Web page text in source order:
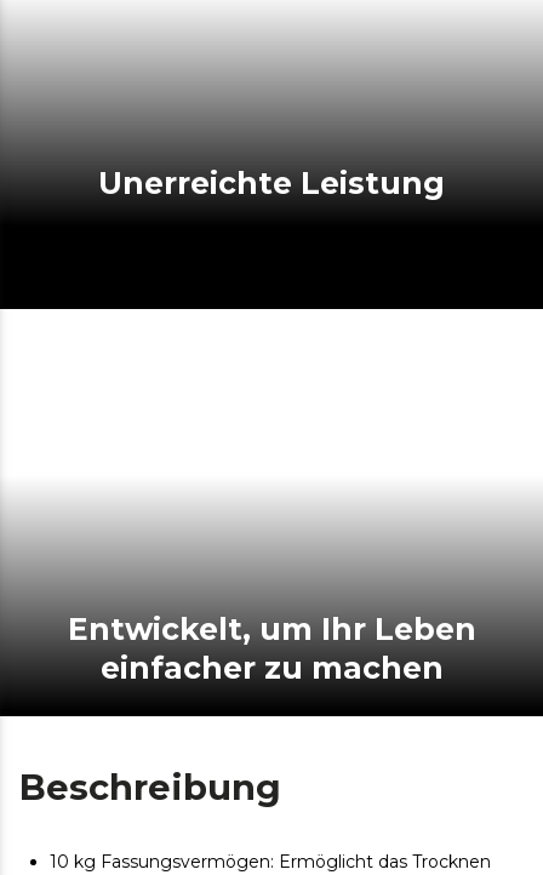
Unerreichte Leistung
Entwickelt, um Ihr Leben
einfacher zu machen
Beschreibung
10 kg Fassungsvermögen: Ermöglicht das Trocknen